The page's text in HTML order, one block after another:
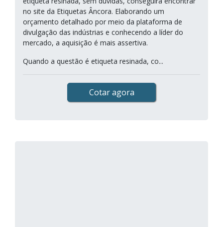
no site da Etiquetas Âncora. Elaborando um
orçamento detalhado por meio da plataforma de
divulgação das indústrias e conhecendo a líder do
mercado, a aquisição é mais assertiva.
Quando a questão é etiqueta resinada, co...
Cotar agora